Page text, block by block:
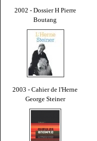
2002 - Dossier H Pierre
Boutang
2003 - Cahier de l'Herne
George Steiner